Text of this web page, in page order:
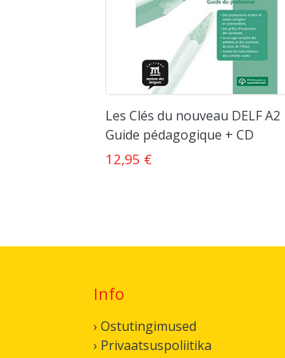
Les Clés du nouveau DELF A2
Guide pédagogique + CD
12,95 €
Info
› Ostutingimused
› Privaatsuspoliitika